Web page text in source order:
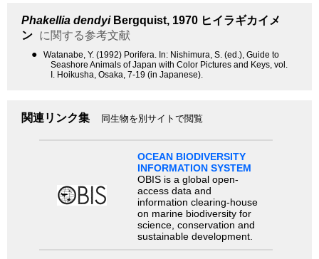
Phakellia dendyiBergquist, 1970 ヒイラギカイメ
ン に関する参考文献
●
Watanabe, Y. (1992) Porifera. In: Nishimura, S. (ed.), Guide to
Seashore Animals of Japan with Color Pictures and Keys, vol.
I. Hoikusha, Osaka, 7-19 (in Japanese).
関連リンク集 同生物を別サイトで閲覧
OCEAN BIODIVERSITY
INFORMATION SYSTEM
OBIS is a global open-
access data and
information clearing-house
on marine biodiversity for
science, conservation and
sustainable development.